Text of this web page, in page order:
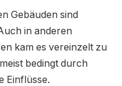
Gebäuden sind
in anderen
kam es vereinzelt zu
bedingt durch
Einflüsse.